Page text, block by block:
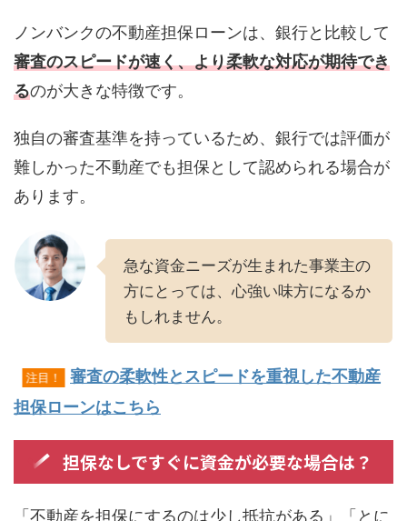
ノンバンクの不動産担保ローンは、銀行と比較して
審査のスピードが速く、より柔軟な対応が期待でき
るのが大きな特徴です。
独自の審査基準を持っているため、銀行では評価が
難しかった不動産でも担保として認められる場合が
あります。
急な資金ニーズが生まれた事業主の
方にとっては、心強い味方になるか
もしれません。
注目！
審査の柔軟性とスピードを重視した不動産
担保ローンはこちら
担保なしですぐに資金が必要な場合は？
「不動産を担保にするのは少し抵抗がある」「とに